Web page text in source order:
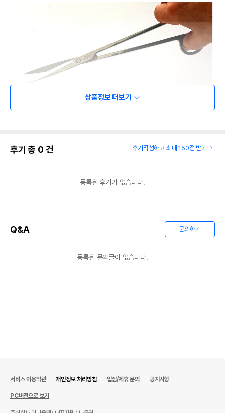
상품정보 더보기
후기 총 0 건 후기작성하고 최대 150점 받기
등록된 후기가 없습니다.
Q&A 문의하기
등록된 문의글이 없습니다.
서비스 이용약관 개인정보 처리방침 입점/제휴 문의 공지사항
PC버전으로 보기